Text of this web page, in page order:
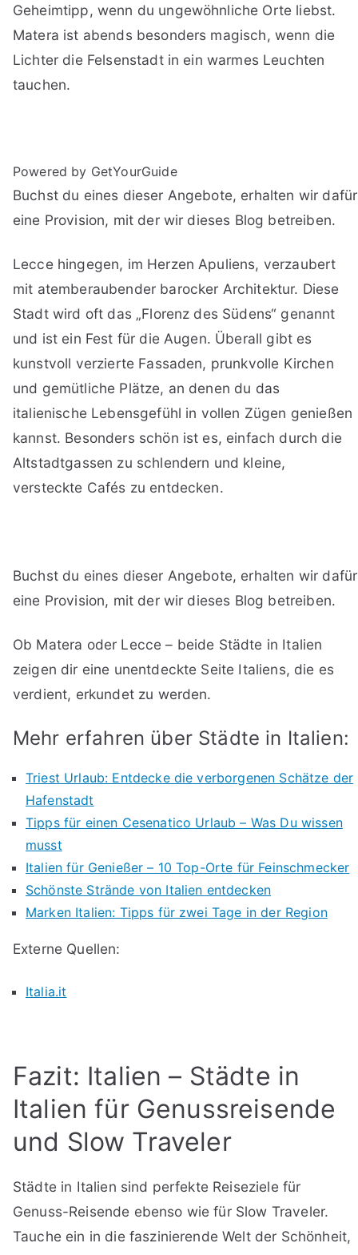
Geheimtipp, wenn du ungewöhnliche Orte liebst.
Matera ist abends besonders magisch, wenn die
Lichter die Felsenstadt in ein warmes Leuchten
tauchen.
Powered by GetYourGuide
Buchst du eines dieser Angebote, erhalten wir dafür
eine Provision, mit der wir dieses Blog betreiben.
Lecce hingegen, im Herzen Apuliens, verzaubert
mit atemberaubender barocker Architektur. Diese
Stadt wird oft das „Florenz des Südens“ genannt
und ist ein Fest für die Augen. Überall gibt es
kunstvoll verzierte Fassaden, prunkvolle Kirchen
und gemütliche Plätze, an denen du das
italienische Lebensgefühl in vollen Zügen genießen
kannst. Besonders schön ist es, einfach durch die
Altstadtgassen zu schlendern und kleine,
versteckte Cafés zu entdecken.
Buchst du eines dieser Angebote, erhalten wir dafür
eine Provision, mit der wir dieses Blog betreiben.
Ob Matera oder Lecce – beide Städte in Italien
zeigen dir eine unentdeckte Seite Italiens, die es
verdient, erkundet zu werden.
Mehr erfahren über Städte in Italien:
Triest Urlaub: Entdecke die verborgenen Schätze der
Hafenstadt
Tipps für einen Cesenatico Urlaub – Was Du wissen
musst
Italien für Genießer – 10 Top-Orte für Feinschmecker
Schönste Strände von Italien entdecken
Marken Italien: Tipps für zwei Tage in der Region
Externe Quellen:
Italia.it
Fazit: Italien – Städte in
Italien für Genussreisende
und Slow Traveler
Städte in Italien sind perfekte Reiseziele für
Genuss-Reisende ebenso wie für Slow Traveler.
Tauche ein in die faszinierende Welt der Schönheit,